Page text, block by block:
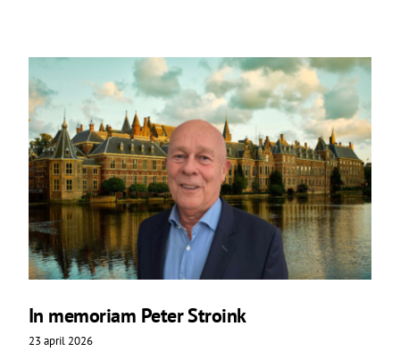
In memoriam Peter Stroink
23 april 2026